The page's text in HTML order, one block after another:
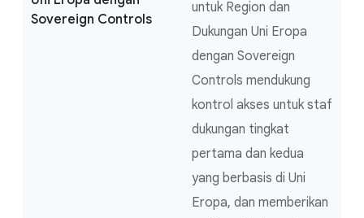
Sovereign Controls
untuk Region dan
Dukungan Uni Eropa
dengan Sovereign
Controls mendukung
kontrol akses untuk staf
dukungan tingkat
pertama dan kedua
yang berbasis di Uni
Eropa, dan memberikan